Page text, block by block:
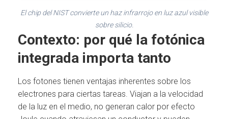
El chip del NIST convierte un haz infrarrojo en luz azul visible
sobre silicio.
Contexto: por qué la fotónica
integrada importa tanto
Los fotones tienen ventajas inherentes sobre los
electrones para ciertas tareas. Viajan a la velocidad
de la luz en el medio, no generan calor por efecto